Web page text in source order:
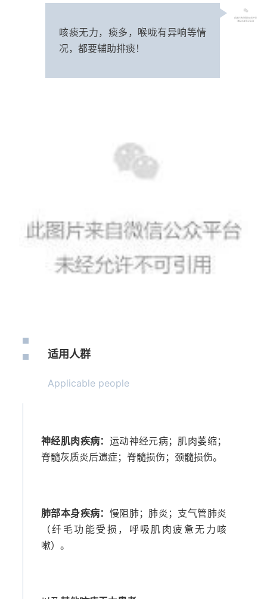
咳痰无力，痰多，喉咙有异响等情
况，都要辅助排痰！
适用人群
Applicable people
神经肌肉疾病： 运动神经元病；肌肉萎缩；
脊髓灰质炎后遗症；脊髓损伤；颈髓损伤。
肺部本身疾病： 慢阻肺；肺炎；支气管肺炎
（纤毛功能受损，呼吸肌肉疲惫无力咳
嗽）。